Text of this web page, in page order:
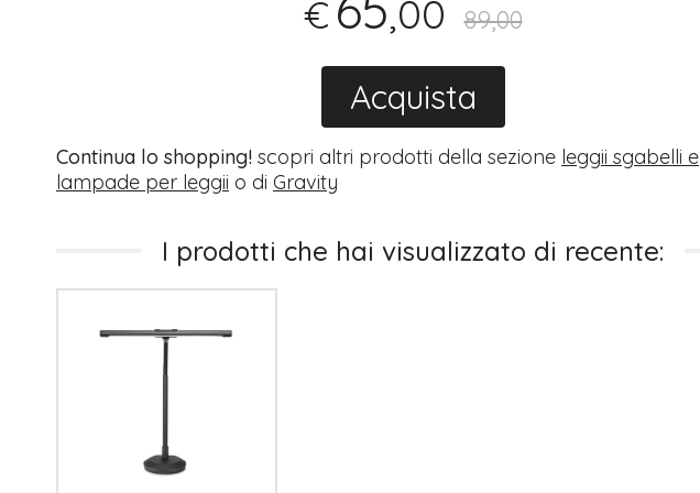
€ ,00 89,00
Acquista
Continua lo shopping!scopri altri prodotti della sezione leggii sgabelli e
lampade per leggii o di Gravity
I prodotti che hai visualizzato di recente: